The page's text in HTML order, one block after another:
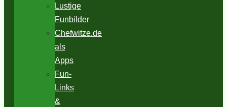
Lustige
Funbilder
Chefwitze.de
als
Apps
Fun-
Links
&